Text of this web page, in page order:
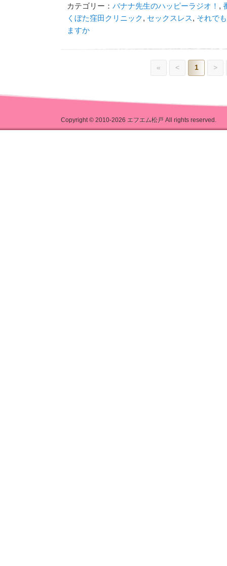
カテゴリー： バナナ先生のハッピーラジオ！ ,
くぼた窪田クリニック, セックスレス, それでも
ますか
« < 1 >
Copyright © 2010-2026 エフエム松戸 All rights reserved.